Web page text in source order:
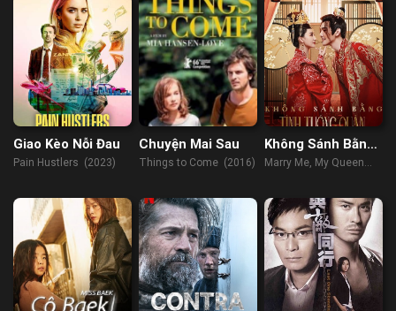
Giao Kèo Nỗi Đau
Pain Hustlers (2023)
Chuyện Mai Sau
Things to Come (2016)
Không Sánh Bằng
Tình Tướng Quân
Marry Me, My Queen